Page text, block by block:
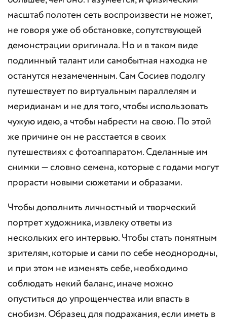
масштаб полотен сеть воспроизвести не может,
не говоря уже об обстановке, сопутствующей
демонстрации оригинала. Но и в таком виде
подлинный талант или самобытная находка не
останутся незамеченным. Сам Сосиев подолгу
путешествует по виртуальным параллелям и
меридианам и не для того, чтобы использовать
чужую идею, а чтобы набрести на свою. По этой
же причине он не расстается в своих
путешествиях с фотоаппаратом. Сделанные им
снимки — словно семена, которые с годами могут
прорасти новыми сюжетами и образами.
Чтобы дополнить личностный и творческий
портрет художника, извлеку ответы из
нескольких его интервью. Чтобы стать понятным
зрителям, которые и сами по себе неоднородны,
и при этом не изменять себе, необходимо
соблюдать некий баланс, иначе можно
опуститься до упрощенчества или впасть в
снобизм. Образец для подражания, если иметь в